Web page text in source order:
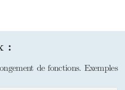
:
de fonctions. Exemples